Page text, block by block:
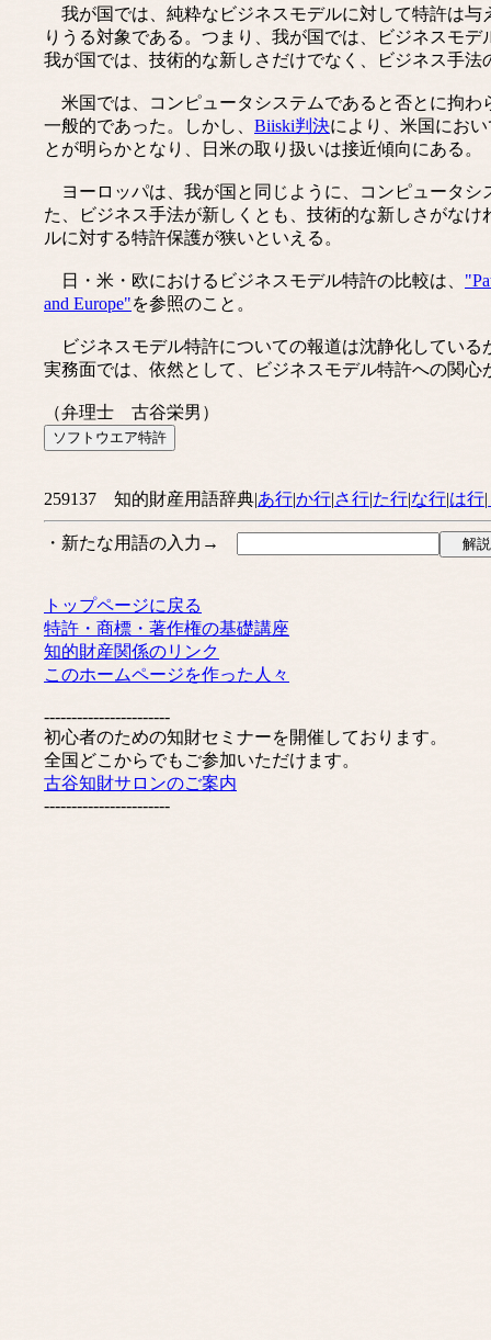
我が国では、純粋なビジネスモデルに対して特許は与
りうる対象である。つまり、我が国では、ビジネスモ
我が国では、技術的な新しさだけでなく、ビジネス手
米国では、コンピュータシステムであると否とに拘わ
一般的であった。しかし、 Biiski判決により、米国にお
とが明らかとなり、日米の取り扱いは接近傾向にある。
ヨーロッパは、我が国と同じように、コンピュータシ
た、ビジネス手法が新しくとも、技術的な新しさがな
ルに対する特許保護が狭いといえる。
日・米・欧におけるビジネスモデル特許の比較は、
and Europe"を参照のこと。
ビジネスモデル特許についての報道は沈静化している
実務面では、依然として、ビジネスモデル特許への関心
（弁理士 古谷栄男）
259137 知的財産用語辞典|あ行|か行|さ行|た行|な行|は行|
・新たな用語の入力→
トップページに戻る
特許・商標・著作権の基礎講座
知的財産関係のリンク
このホームページを作った人々
-----------------------
初心者のための知財セミナーを開催しております。
全国どこからでもご参加いただけます。
古谷知財サロンのご案内
-----------------------